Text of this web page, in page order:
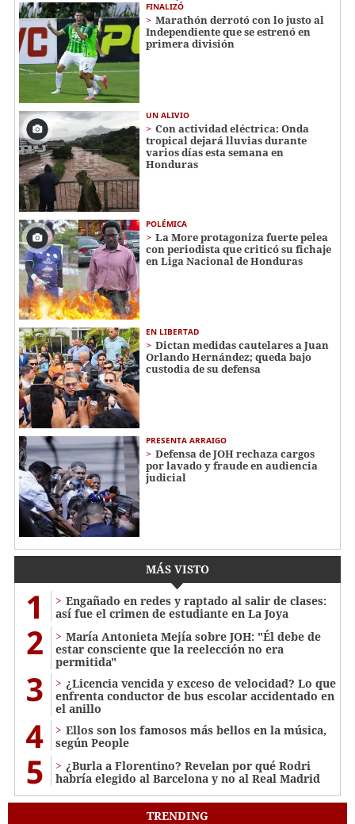
FINALIZÓ
Marathón derrotó con lo justo al
Independiente que se estrenó en
primera división
UN ALIVIO
Con actividad eléctrica: Onda
tropical dejará lluvias durante
varios días esta semana en
Honduras
POLÉMICA
La More protagoniza fuerte pelea
con periodista que criticó su fichaje
en Liga Nacional de Honduras
EN LIBERTAD
Dictan medidas cautelares a Juan
Orlando Hernández; queda bajo
custodia de su defensa
PRESENTA ARRAIGO
Defensa de JOH rechaza cargos
por lavado y fraude en audiencia
judicial
MÁS VISTO
1
Engañado en redes y raptado al salir de clases:
así fue el crimen de estudiante en La Joya
2
María Antonieta Mejía sobre JOH: "Él debe de
estar consciente que la reelección no era
permitida"
3
¿Licencia vencida y exceso de velocidad? Lo que
enfrenta conductor de bus escolar accidentado en
el anillo
4
Ellos son los famosos más bellos en la música,
según People
5
¿Burla a Florentino? Revelan por qué Rodri
habría elegido al Barcelona y no al Real Madrid
TRENDING